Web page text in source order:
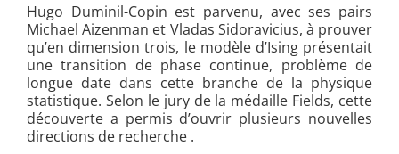
Hugo Duminil-Copin est parvenu, avec ses pairs
Michael Aizenman et Vladas Sidoravicius, à prouver
qu’en dimension trois, le modèle d’Ising présentait
une transition de phase continue, problème de
longue date dans cette branche de la physique
statistique. Selon le jury de la médaille Fields, cette
découverte a permis d’ouvrir plusieurs nouvelles
directions de recherche .